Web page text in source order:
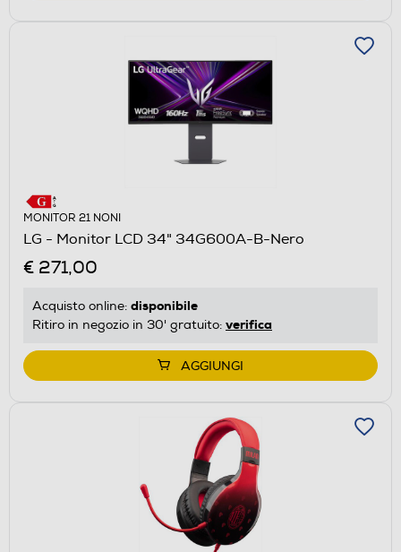
MONITOR 21 NONI
LG - Monitor LCD 34" 34G600A-B-Nero
€ 271,00
Acquisto online: disponibile
Ritiro in negozio in 30' gratuito: verifica
AGGIUNGI